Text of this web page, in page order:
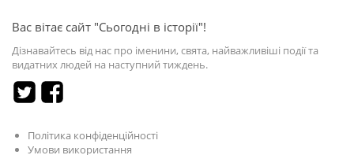
Вас вітає сайт "Сьогодні в історії"!
Дізнавайтесь від нас про іменини, свята, найважливіші події та
видатних людей на наступний тиждень.
Політика конфіденційності
Умови використання